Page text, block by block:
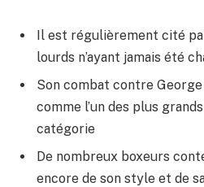
Il est régulièrement cité
lourds n’ayant jamais été
Son combat contre
comme l’un des plus
catégorie
De nombreux boxeurs
encore de son style et de